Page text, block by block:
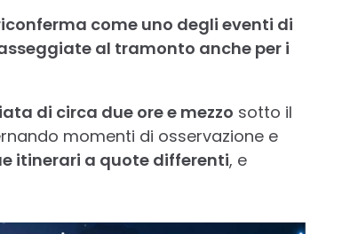
come uno degli eventi di
al tramonto anche per i
di circa due ore e mezzo sotto il
momenti di osservazione e
itinerari a quote differenti, e